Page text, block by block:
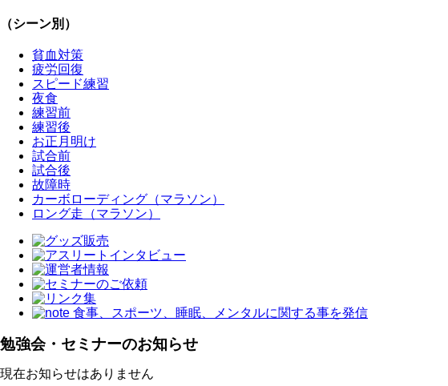
（シーン別）
貧血対策
疲労回復
スピード練習
夜食
練習前
練習後
お正月明け
試合前
試合後
故障時
カーボローディング（マラソン）
ロング走（マラソン）
勉強会・セミナーのお知らせ
現在お知らせはありません